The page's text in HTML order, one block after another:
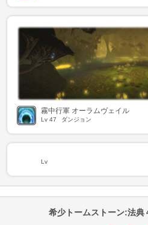
霧中行軍 オーラムヴェイル
Lv 47 ダンジョン
Lv
希少トームストーン:法典